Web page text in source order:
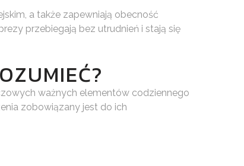
a także zapewniają obecność
przebiegają bez utrudnień i stają się
ważnych elementów codziennego
zobowiązany jest do ich